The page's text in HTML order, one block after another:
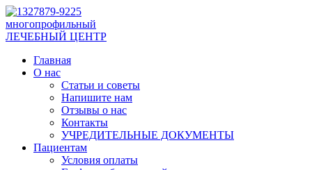
многопрофильный
ЛЕЧЕБНЫЙ ЦЕНТР
Главная
О нас
Статьи и советы
Напишите нам
Отзывы о нас
Контакты
УЧРЕДИТЕЛЬНЫЕ ДОКУМЕНТЫ
Пациентам
Условия оплаты